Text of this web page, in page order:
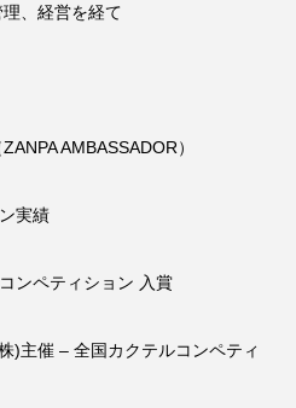
、経営を経て
AMBASSADOR）
実績
ンペティション 入賞
)主催 – 全国カクテルコンペティ